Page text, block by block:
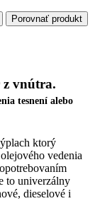
Porovnať produkt
vnútra.
tesnení alebo
ktorý
vedenia
to univerzálny
dieselové i